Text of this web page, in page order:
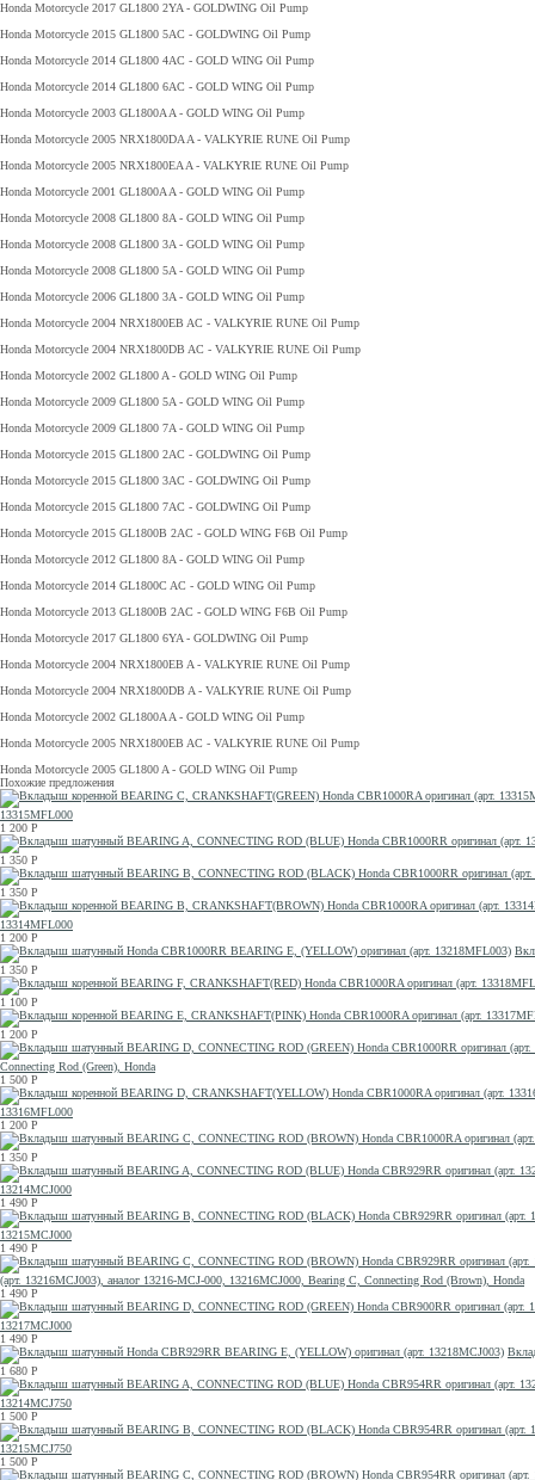
Honda Motorcycle 2017 GL1800 2YA - GOLDWING Oil Pump
Honda Motorcycle 2015 GL1800 5AC - GOLDWING Oil Pump
Honda Motorcycle 2014 GL1800 4AC - GOLD WING Oil Pump
Honda Motorcycle 2014 GL1800 6AC - GOLD WING Oil Pump
Honda Motorcycle 2003 GL1800A A - GOLD WING Oil Pump
Honda Motorcycle 2005 NRX1800DA A - VALKYRIE RUNE Oil Pump
Honda Motorcycle 2005 NRX1800EA A - VALKYRIE RUNE Oil Pump
Honda Motorcycle 2001 GL1800A A - GOLD WING Oil Pump
Honda Motorcycle 2008 GL1800 8A - GOLD WING Oil Pump
Honda Motorcycle 2008 GL1800 3A - GOLD WING Oil Pump
Honda Motorcycle 2008 GL1800 5A - GOLD WING Oil Pump
Honda Motorcycle 2006 GL1800 3A - GOLD WING Oil Pump
Honda Motorcycle 2004 NRX1800EB AC - VALKYRIE RUNE Oil Pump
Honda Motorcycle 2004 NRX1800DB AC - VALKYRIE RUNE Oil Pump
Honda Motorcycle 2002 GL1800 A - GOLD WING Oil Pump
Honda Motorcycle 2009 GL1800 5A - GOLD WING Oil Pump
Honda Motorcycle 2009 GL1800 7A - GOLD WING Oil Pump
Honda Motorcycle 2015 GL1800 2AC - GOLDWING Oil Pump
Honda Motorcycle 2015 GL1800 3AC - GOLDWING Oil Pump
Honda Motorcycle 2015 GL1800 7AC - GOLDWING Oil Pump
Honda Motorcycle 2015 GL1800B 2AC - GOLD WING F6B Oil Pump
Honda Motorcycle 2012 GL1800 8A - GOLD WING Oil Pump
Honda Motorcycle 2014 GL1800C AC - GOLD WING Oil Pump
Honda Motorcycle 2013 GL1800B 2AC - GOLD WING F6B Oil Pump
Honda Motorcycle 2017 GL1800 6YA - GOLDWING Oil Pump
Honda Motorcycle 2004 NRX1800EB A - VALKYRIE RUNE Oil Pump
Honda Motorcycle 2004 NRX1800DB A - VALKYRIE RUNE Oil Pump
Honda Motorcycle 2002 GL1800A A - GOLD WING Oil Pump
Honda Motorcycle 2005 NRX1800EB AC - VALKYRIE RUNE Oil Pump
Honda Motorcycle 2005 GL1800 A - GOLD WING Oil Pump
Похожие предложения
13315MFL000
1 200 Р
1 350 Р
1 350 Р
13314MFL000
1 200 Р
1 350 Р
1 100 Р
1 200 Р
Connecting Rod (Green), Honda
1 500 Р
13316MFL000
1 200 Р
1 350 Р
13214MCJ000
1 490 Р
13215MCJ000
1 490 Р
(арт. 13216MCJ003), аналог 13216-MCJ-000, 13216MCJ000, Bearing C, Connecting Rod (Brown), Honda
1 490 Р
13217MCJ000
1 490 Р
1 680 Р
13214MCJ750
1 500 Р
13215MCJ750
1 500 Р